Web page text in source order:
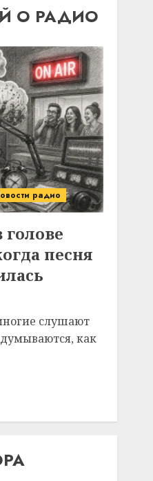
О РАДИО
радио
песня
слушают
как